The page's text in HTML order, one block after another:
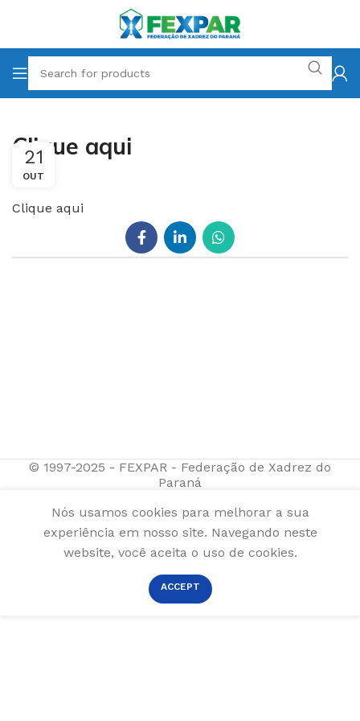
Clique aqui
21
OUT
Clique aqui
© 1997-2025 - FEXPAR - Federação de Xadrez do
Paraná
Nós usamos cookies para melhorar a sua
experiência em nosso site. Navegando neste
website, você aceita o uso de cookies.
ACCEPT